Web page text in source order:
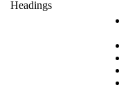
Headings